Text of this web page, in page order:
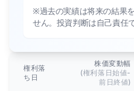
※過去の実績は将来の結果
せん。投資判断は自己責任
権利落
ち日
株価変動幅
(権利落日始値-
前日終値)